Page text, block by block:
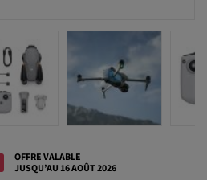
OFFRE VALABLE
JUSQU’AU 16 AOÛT 2026